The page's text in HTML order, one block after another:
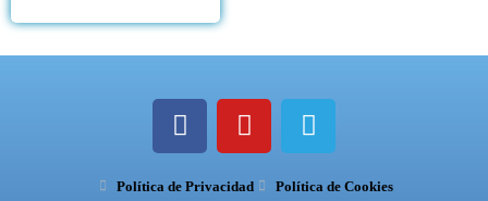
F
a
e
Y
o
t
T
e
e
Política de Privacidad
Política de Cookies